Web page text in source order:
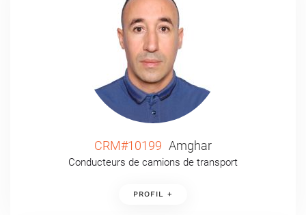
CRM#10199 Amghar
Conducteurs de camions de transport
PROFIL +